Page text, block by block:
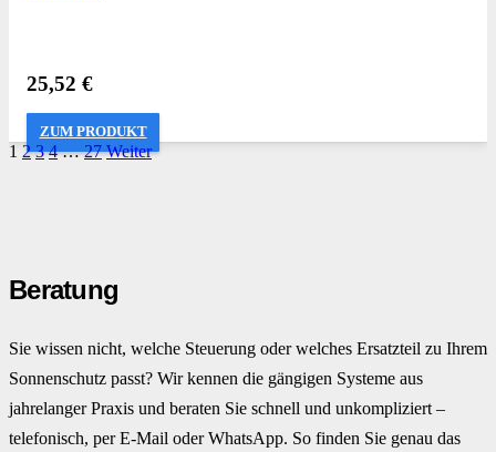
25,52 €
ZUM PRODUKT
1 2 3 4 … 27 Weiter
Beratung
Sie wissen nicht, welche Steuerung oder welches Ersatzteil zu Ihrem
Sonnenschutz passt? Wir kennen die gängigen Systeme aus
jahrelanger Praxis und beraten Sie schnell und unkompliziert –
telefonisch, per E-Mail oder WhatsApp. So finden Sie genau das